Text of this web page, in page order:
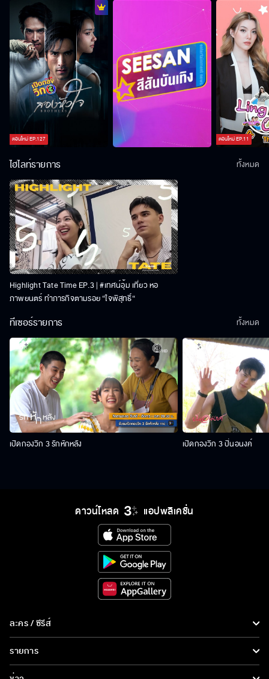
ตอนใหม่EP.127 ตอนใหม่EP.11
ไฮไลท์รายการ
Highlight Tate Time EP.3 | #เทศน์อุ้ม เที่ยว หอ
ภาพยนตร์ ทำภารกิจตามรอย “ใจพิสุทธิ์“
ทั้งหมด
ทีเซอร์รายการ
เปิดกองวิก 3 รักหักหลัง เปิดกองวิก 3 ปิ่นอนงค์
ทั้งหมด
ดาวน์โหลด แอปพลิเคชั่น
ละคร / ซีรีส์
ละคร/ซีรีส์
ซีรีส์นานาชาติ
รายการ
รายการทั้งหมด